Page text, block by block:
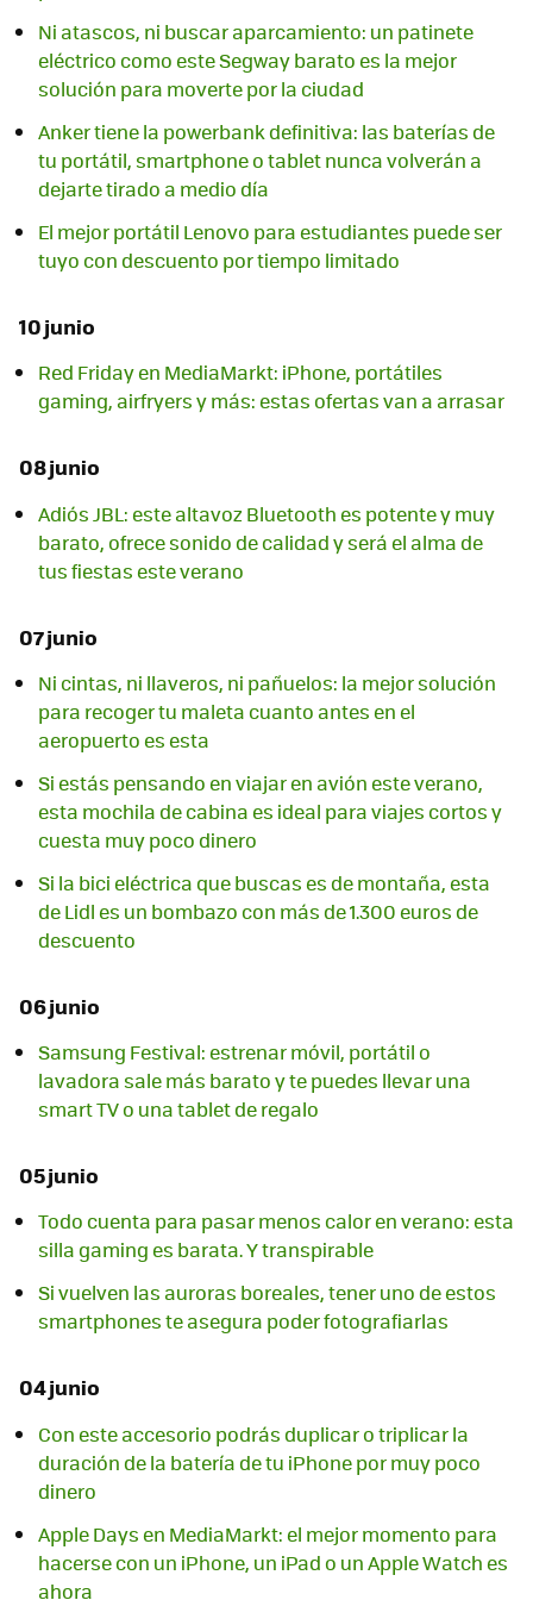
Ni atascos, ni buscar aparcamiento: un patinete
eléctrico como este Segway barato es la mejor
solución para moverte por la ciudad
Anker tiene la powerbank definitiva: las baterías de
tu portátil, smartphone o tablet nunca volverán a
dejarte tirado a medio día
El mejor portátil Lenovo para estudiantes puede ser
tuyo con descuento por tiempo limitado
10 junio
Red Friday en MediaMarkt: iPhone, portátiles
gaming, airfryers y más: estas ofertas van a arrasar
08 junio
Adiós JBL: este altavoz Bluetooth es potente y muy
barato, ofrece sonido de calidad y será el alma de
tus fiestas este verano
07 junio
Ni cintas, ni llaveros, ni pañuelos: la mejor solución
para recoger tu maleta cuanto antes en el
aeropuerto es esta
Si estás pensando en viajar en avión este verano,
esta mochila de cabina es ideal para viajes cortos y
cuesta muy poco dinero
Si la bici eléctrica que buscas es de montaña, esta
de Lidl es un bombazo con más de 1.300 euros de
descuento
06 junio
Samsung Festival: estrenar móvil, portátil o
lavadora sale más barato y te puedes llevar una
smart TV o una tablet de regalo
05 junio
Todo cuenta para pasar menos calor en verano: esta
silla gaming es barata. Y transpirable
Si vuelven las auroras boreales, tener uno de estos
smartphones te asegura poder fotografiarlas
04 junio
Con este accesorio podrás duplicar o triplicar la
duración de la batería de tu iPhone por muy poco
dinero
Apple Days en MediaMarkt: el mejor momento para
hacerse con un iPhone, un iPad o un Apple Watch es
ahora